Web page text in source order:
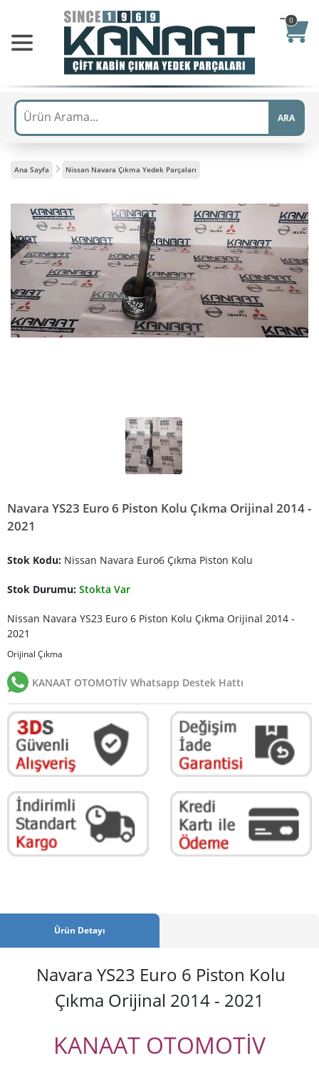
0
ARA
Ana Sayfa Nissan Navara Çıkma Yedek Parçaları
Navara YS23 Euro 6 Piston Kolu Çıkma Orijinal 2014 -
2021
Stok Kodu: Nissan Navara Euro6 Çıkma Piston Kolu
Stok Durumu: Stokta Var
Nissan Navara YS23 Euro 6 Piston Kolu Çıkma Orijinal 2014 -
2021
Orijinal Çıkma
KANAAT OTOMOTİV Whatsapp Destek Hattı
Ürün Detayı
Navara YS23 Euro 6 Piston Kolu
Çıkma Orijinal 2014 - 2021
KANAAT OTOMOTİV